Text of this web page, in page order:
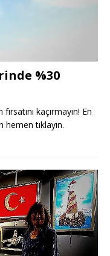
%30
kaçırmayın! En
tıklayın.